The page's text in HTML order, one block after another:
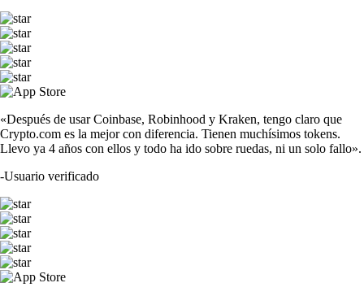
«Después de usar Coinbase, Robinhood y Kraken, tengo claro que
Crypto.com es la mejor con diferencia. Tienen muchísimos tokens.
Llevo ya 4 años con ellos y todo ha ido sobre ruedas, ni un solo fallo».
-Usuario verificado